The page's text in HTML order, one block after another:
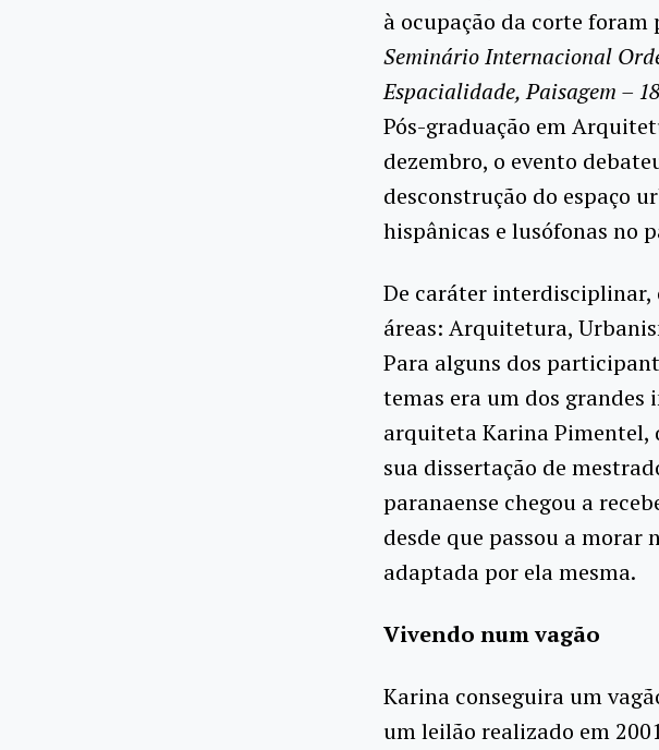
à ocupação da corte
Seminário Internacional
Espacialidade, Paisagem –
Pós-graduação em
dezembro, o evento
desconstrução do espaço
hispânicas e lusófonas no
De caráter
áreas: Arquitetura,
Para alguns dos
temas era um dos grandes
arquiteta Karina
sua dissertação de
paranaense chegou a
desde que passou a morar
adaptada por ela mesma.
Vivendo num vagão
Karina conseguira um
um leilão realizado em